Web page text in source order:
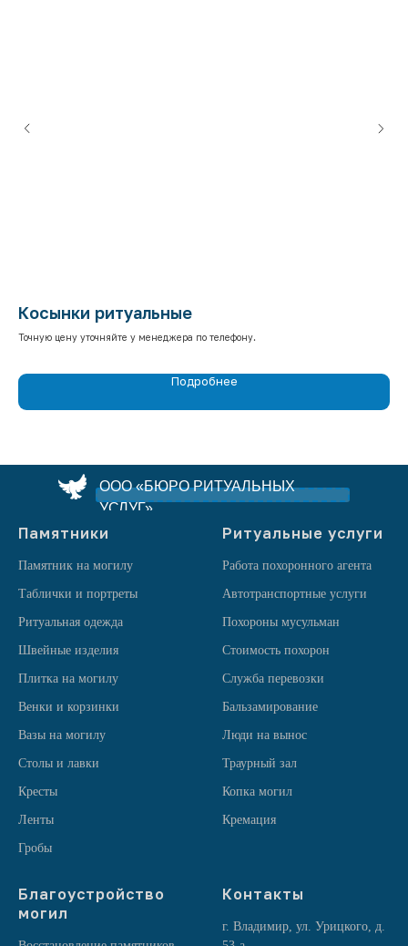
Косынки ритуальные
Точную цену уточняйте у менеджера по телефону.
Подробнее
ООО «БЮРО РИТУАЛЬНЫХ
УСЛУГ»
Памятники
Памятник на могилу
Таблички и портреты
Ритуальная одежда
Швейные изделия
Плитка на могилу
Венки и корзинки
Вазы на могилу
Столы и лавки
Кресты
Ленты
Гробы
Ритуальные услуги
Работа похоронного агента
Автотранспортные услуги
Похороны мусульман
Стоимость похорон
Служба перевозки
Бальзамирование
Люди на вынос
Траурный зал
Копка могил
Кремация
Благоустройство
могил
Контакты
г. Владимир, ул. Урицкого, д.